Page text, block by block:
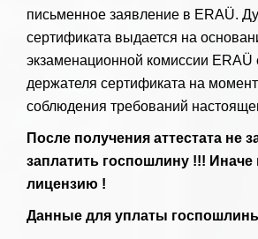
письменное заявление в ERAÜ.
сертификата выдается на
экзаменационной комиссии ERAÜ
держателя сертификата на
соблюдения требований
После получения аттестата не
заплатить госпошлину !!!
лицензию !
Данные для уплаты